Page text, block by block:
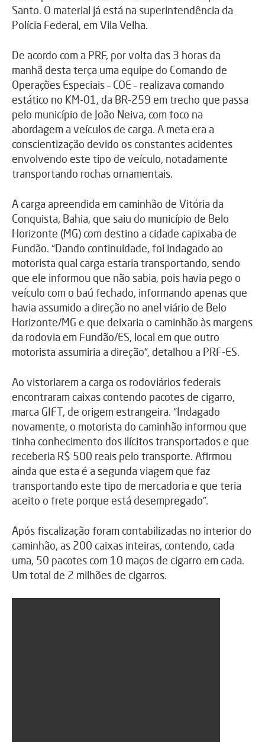
Santo. O material já está na superintendência da
Polícia Federal, em Vila Velha.
De acordo com a PRF, por volta das 3 horas da
manhã desta terça uma equipe do Comando de
Operações Especiais – COE – realizava comando
estático no KM-01, da BR-259 em trecho que passa
pelo município de João Neiva, com foco na
abordagem a veículos de carga. A meta era a
conscientização devido os constantes acidentes
envolvendo este tipo de veículo, notadamente
transportando rochas ornamentais.
A carga apreendida em caminhão de Vitória da
Conquista, Bahia, que saiu do município de Belo
Horizonte (MG) com destino a cidade capixaba de
Fundão. “Dando continuidade, foi indagado ao
motorista qual carga estaria transportando, sendo
que ele informou que não sabia, pois havia pego o
veículo com o baú fechado, informando apenas que
havia assumido a direção no anel viário de Belo
Horizonte/MG e que deixaria o caminhão às margens
da rodovia em Fundão/ES, local em que outro
motorista assumiria a direção”, detalhou a PRF-ES.
Ao vistoriarem a carga os rodoviários federais
encontraram caixas contendo pacotes de cigarro,
marca GIFT, de origem estrangeira. “Indagado
novamente, o motorista do caminhão informou que
tinha conhecimento dos ilícitos transportados e que
receberia R$ 500 reais pelo transporte. Afirmou
ainda que esta é a segunda viagem que faz
transportando este tipo de mercadoria e que teria
aceito o frete porque está desempregado”.
Após fiscalização foram contabilizadas no interior do
caminhão, as 200 caixas inteiras, contendo, cada
uma, 50 pacotes com 10 maços de cigarro em cada.
Um total de 2 milhões de cigarros.